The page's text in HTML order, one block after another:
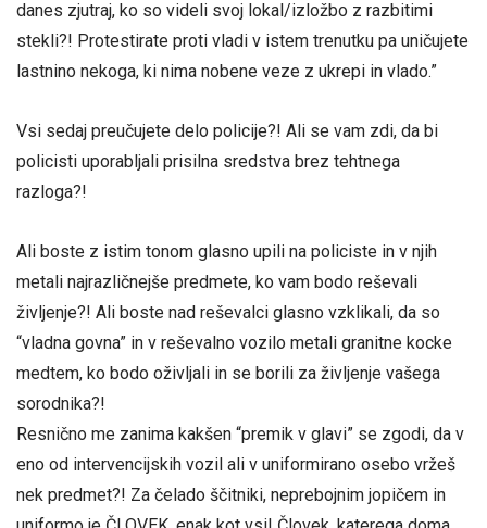
danes zjutraj, ko so videli svoj lokal/izložbo z razbitimi
stekli?! Protestirate proti vladi v istem trenutku pa uničujete
lastnino nekoga, ki nima nobene veze z ukrepi in vlado.”
Vsi sedaj preučujete delo policije?! Ali se vam zdi, da bi
policisti uporabljali prisilna sredstva brez tehtnega
razloga?!
Ali boste z istim tonom glasno upili na policiste in v njih
metali najrazličnejše predmete, ko vam bodo reševali
življenje?! Ali boste nad reševalci glasno vzklikali, da so
“vladna govna” in v reševalno vozilo metali granitne kocke
medtem, ko bodo oživljali in se borili za življenje vašega
sorodnika?!
Resnično me zanima kakšen “premik v glavi” se zgodi, da v
eno od intervencijskih vozil ali v uniformirano osebo vržeš
nek predmet?! Za čelado ščitniki, neprebojnim jopičem in